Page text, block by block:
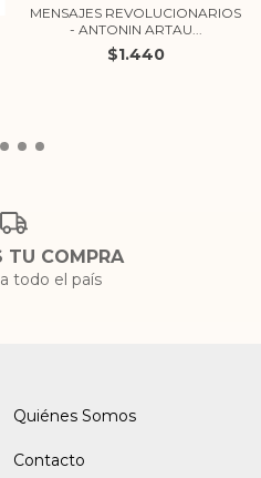
MENSAJES REVOLUCIONARIOS
- ANTONIN ARTAU...
$1.440
TU COMPRA
todo el país
Quiénes Somos
Contacto